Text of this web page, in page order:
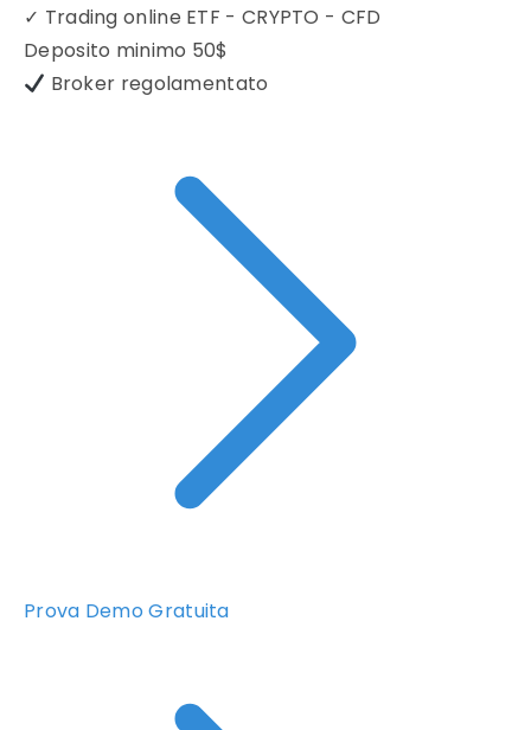
✓ Trading online ETF - CRYPTO - CFD
Deposito minimo 50$
Broker regolamentato
Prova Demo Gratuita